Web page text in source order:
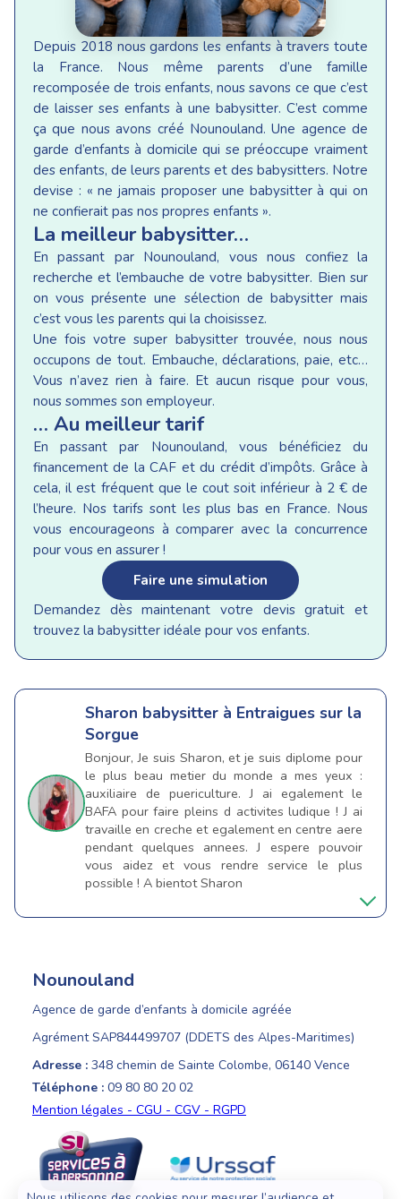
Depuis 2018 nous gardons les enfants à travers toute
la France. Nous même parents d’une famille
recomposée de trois enfants, nous savons ce que c’est
de laisser ses enfants à une babysitter. C’est comme
ça que nous avons créé Nounouland. Une agence de
garde d’enfants à domicile qui se préoccupe vraiment
des enfants, de leurs parents et des babysitters. Notre
devise : « ne jamais proposer une babysitter à qui on
ne confierait pas nos propres enfants ».
La meilleur babysitter…
En passant par Nounouland, vous nous confiez la
recherche et l’embauche de votre babysitter. Bien sur
on vous présente une sélection de babysitter mais
c’est vous les parents qui la choisissez.
Une fois votre super babysitter trouvée, nous nous
occupons de tout. Embauche, déclarations, paie, etc…
Vous n’avez rien à faire. Et aucun risque pour vous,
nous sommes son employeur.
… Au meilleur tarif
En passant par Nounouland, vous bénéficiez du
financement de la CAF et du crédit d’impôts. Grâce à
cela, il est fréquent que le cout soit inférieur à 2 € de
l’heure. Nos tarifs sont les plus bas en France. Nous
vous encourageons à comparer avec la concurrence
pour vous en assurer !
Faire une simulation
Demandez dès maintenant votre devis gratuit et
trouvez la babysitter idéale pour vos enfants.
Sharon babysitter à Entraigues sur la
Sorgue
Bonjour, Je suis Sharon, et je suis diplome pour
le plus beau metier du monde a mes yeux :
auxiliaire de puericulture. J ai egalement le
BAFA pour faire pleins d activites ludique ! J ai
travaille en creche et egalement en centre aere
pendant quelques annees. J espere pouvoir
vous aidez et vous rendre service le plus
possible ! A bientot Sharon
Nounouland
Agence de garde d’enfants à domicile agréée
Agrément SAP844499707 (DDETS des Alpes-Maritimes)
Adresse : 348 chemin de Sainte Colombe, 06140 Vence
Téléphone : 09 80 80 20 02
Mention légales - CGU - CGV - RGPD